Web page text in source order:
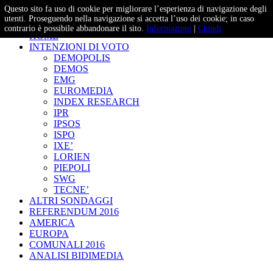
– Studi e Proiezioni Elettorali
HOME
INTENZIONI DI VOTO
DEMOPOLIS
DEMOS
EMG
EUROMEDIA
INDEX RESEARCH
IPR
IPSOS
ISPO
IXE’
LORIEN
PIEPOLI
SWG
TECNE’
ALTRI SONDAGGI
REFERENDUM 2016
AMERICA
EUROPA
COMUNALI 2016
ANALISI BIDIMEDIA
Questo sito fa uso di cookie per migliorare l’esperienza di navigazione degli
utenti. Proseguendo nella navigazione si accetta l’uso dei cookie; in caso
contrario è possibile abbandonare il sito. Informazioni Chiudi